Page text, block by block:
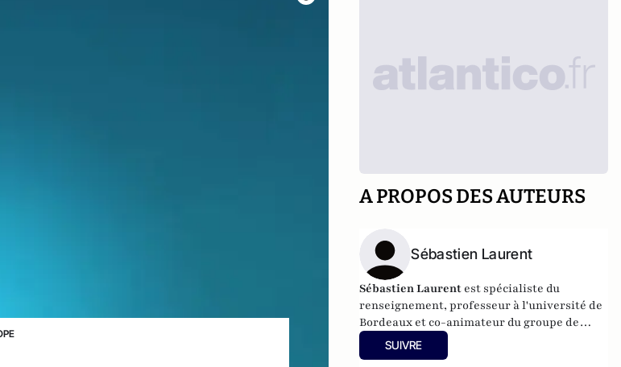
A PROPOS DES AUTEURS
Sébastien Laurent
Sébastien Laurent est spécialiste du
renseignement, professeur à l'université de
Bordeaux et co-animateur du groupe de
recherche "Metis" (Sciences Po Paris).
SUIVRE